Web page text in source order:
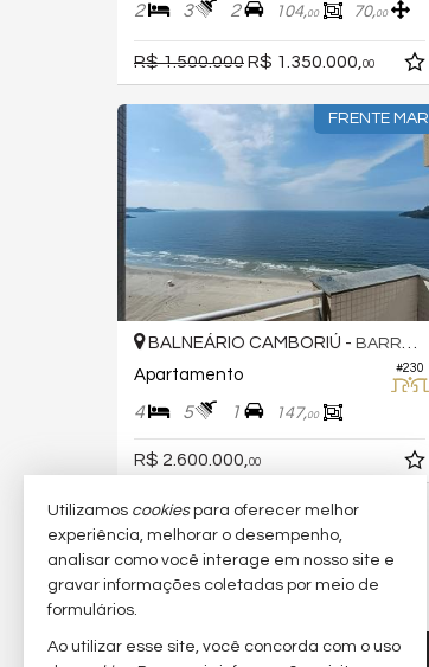
2 3 2 104,00 70,00
R$ 1.500.000R$ 1.350.000,00
FRENTE MAR
#230
BALNEÁRIO CAMBORIÚ - BARRA SUL
Apartamento
4 5 1 147,00
R$ 2.600.000,00
33 imóveis encontrados
(nenhuma avaliação)
Quer vender seu imóvel?
Utilizamos cookiespara oferecer melhor
experiência, melhorar o desempenho,
analisar como você interage em nosso site e
gravar informações coletadas por meio de
formulários.
Ao utilizar esse site, você concorda com o uso